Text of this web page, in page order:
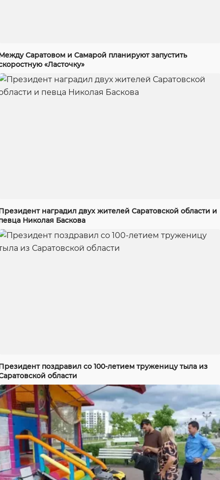
Саратовом и Самарой планируют запустить
«Ласточку»
наградил двух жителей Саратовской области и
Николая Баскова
поздравил со 100-летием труженицу тыла из
области